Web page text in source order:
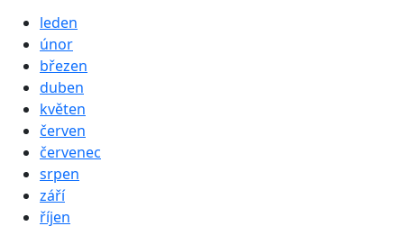
leden
únor
březen
duben
květen
červen
červenec
srpen
září
říjen